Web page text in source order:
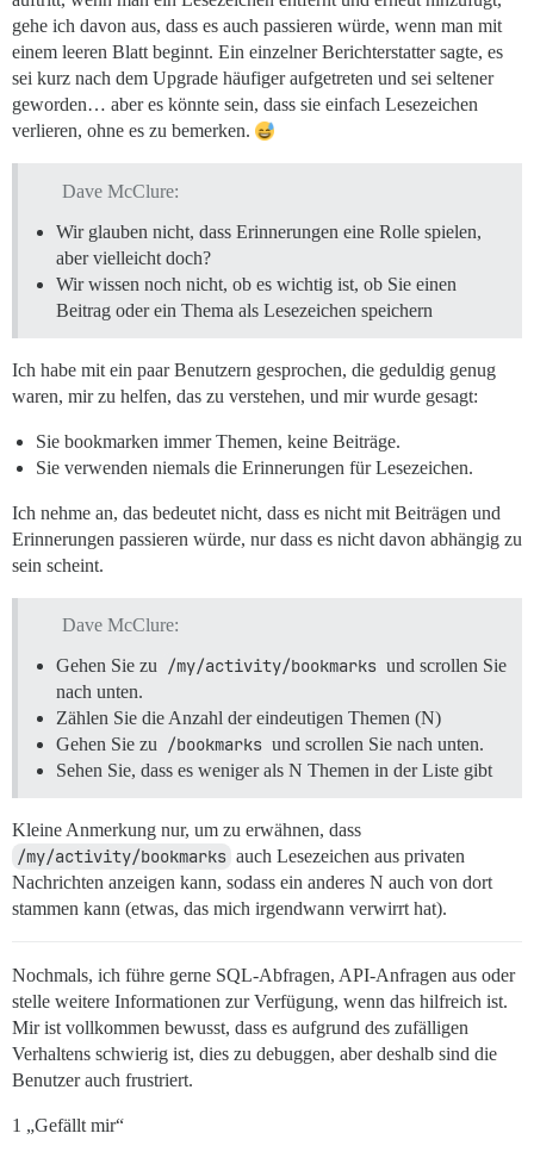
gehe ich davon aus, dass es auch passieren würde, wenn man mit
einem leeren Blatt beginnt. Ein einzelner Berichterstatter sagte, es
sei kurz nach dem Upgrade häufiger aufgetreten und sei seltener
geworden… aber es könnte sein, dass sie einfach Lesezeichen
verlieren, ohne es zu bemerken.
Dave McClure:
Wir glauben nicht, dass Erinnerungen eine Rolle spielen,
aber vielleicht doch?
Wir wissen noch nicht, ob es wichtig ist, ob Sie einen
Beitrag oder ein Thema als Lesezeichen speichern
Ich habe mit ein paar Benutzern gesprochen, die geduldig genug
waren, mir zu helfen, das zu verstehen, und mir wurde gesagt:
Sie bookmarken immer Themen, keine Beiträge.
Sie verwenden niemals die Erinnerungen für Lesezeichen.
Ich nehme an, das bedeutet nicht, dass es nicht mit Beiträgen und
Erinnerungen passieren würde, nur dass es nicht davon abhängig zu
sein scheint.
Dave McClure:
Gehen Sie zu
/my/activity/bookmarks und scrollen Sie
nach unten.
Zählen Sie die Anzahl der eindeutigen Themen (N)
Gehen Sie zu
/bookmarks und scrollen Sie nach unten.
Sehen Sie, dass es weniger als N Themen in der Liste gibt
Kleine Anmerkung nur, um zu erwähnen, dass
/my/activity/bookmarks auch Lesezeichen aus privaten
Nachrichten anzeigen kann, sodass ein anderes N auch von dort
stammen kann (etwas, das mich irgendwann verwirrt hat).
Nochmals, ich führe gerne SQL-Abfragen, API-Anfragen aus oder
stelle weitere Informationen zur Verfügung, wenn das hilfreich ist.
Mir ist vollkommen bewusst, dass es aufgrund des zufälligen
Verhaltens schwierig ist, dies zu debuggen, aber deshalb sind die
Benutzer auch frustriert.
1 „Gefällt mir“